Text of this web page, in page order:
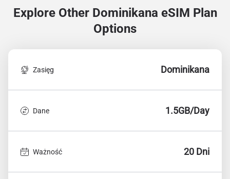
Explore Other Dominikana eSIM Plan
Options
Zasięg Dominikana
Dane 1.5GB/Day
Ważność 20 Dni